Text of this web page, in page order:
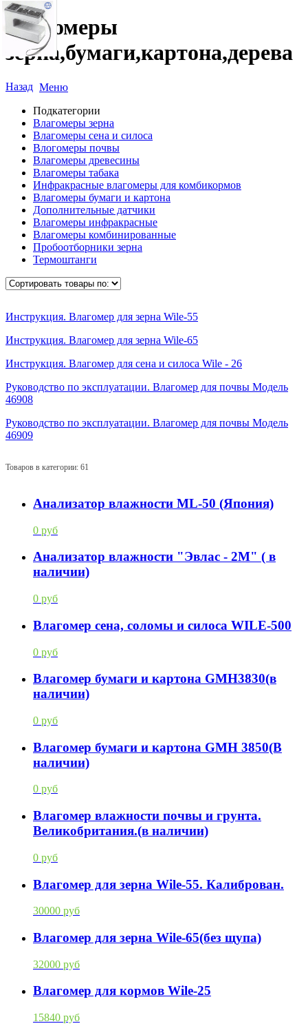
Влагомеры
зерна,бумаги,картона,дерева
Назад Меню
Подкатегории
Влагомеры зерна
Влагомеры сена и силоса
Влогомеры почвы
Влагомеры древесины
Влагомеры табака
Инфракрасные влагомеры для комбикормов
Влагомеры бумаги и картона
Дополнительные датчики
Влагомеры инфракрасные
Влагомеры комбинированные
Пробоотборники зерна
Термоштанги
Инструкция. Влагомер для зерна Wile-55
Инструкция. Влагомер для зерна Wile-65
Инструкция. Влагомер для сена и силоса Wile - 26
Руководство по эксплуатации. Влагомер для почвы Модель
46908
Руководство по эксплуатации. Влагомер для почвы Модель
46909
Товаров в категории: 61
Анализатор влажности ML-50 (Япония)
0 руб
Анализатор влажности "Эвлас - 2М" ( в
наличии)
0 руб
Влагомер cена, соломы и силоса WILE-500
0 руб
Влагомер бумаги и картона GMH3830(в
наличии)
0 руб
Влагомер бумаги и картона GMH 3850(В
наличии)
0 руб
Влагомер влажности почвы и грунта.
Великобритания.(в наличии)
0 руб
Влагомер для зерна Wile-55. Калиброван.
30000 руб
Влагомер для зерна Wile-65(без щупа)
32000 руб
Влагомер для кормов Wile-25
15840 руб